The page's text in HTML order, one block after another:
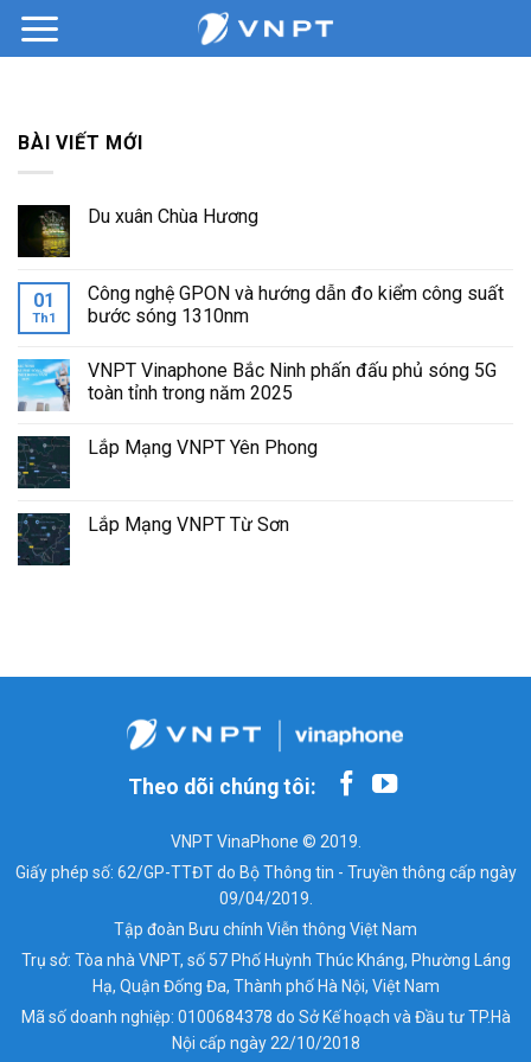
qua
BÀI VIẾT MỚI
Du xuân Chùa Hương
01
Th1
Công nghệ GPON và hướng dẫn đo kiểm công suất
bước sóng 1310nm
VNPT Vinaphone Bắc Ninh phấn đấu phủ sóng 5G
toàn tỉnh trong năm 2025
Lắp Mạng VNPT Yên Phong
Lắp Mạng VNPT Từ Sơn
Theo dõi chúng tôi:
VNPT VinaPhone © 2019.
Giấy phép số: 62/GP-TTĐT do Bộ Thông tin - Truyền thông cấp ngày
09/04/2019.
Tập đoàn Bưu chính Viễn thông Việt Nam
Trụ sở: Tòa nhà VNPT, số 57 Phố Huỳnh Thúc Kháng, Phường Láng
Hạ, Quận Đống Đa, Thành phố Hà Nội, Việt Nam
Mã số doanh nghiệp: 0100684378 do Sở Kế hoạch và Đầu tư TP.Hà
Nội cấp ngày 22/10/2018